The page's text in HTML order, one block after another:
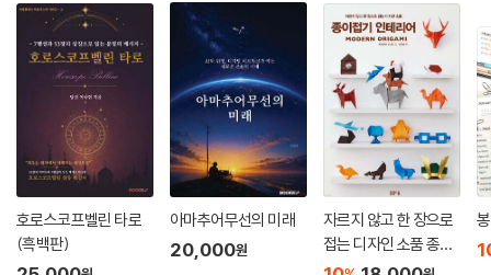
호로스코프벨린 타로
(흑백판)
아마추어무선의 미래
20,000원
자르지 않고 한 장으로
접는 디자인 소품 종이
접기 인테리어